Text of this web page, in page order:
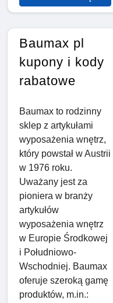
Baumax pl
kupony i kody
rabatowe
Baumax to rodzinny
sklep z artykułami
wyposażenia wnętrz,
który powstał w Austrii
w 1976 roku.
Uważany jest za
pioniera w branży
artykułów
wyposażenia wnętrz
w Europie Środkowej
i Południowo-
Wschodniej. Baumax
oferuje szeroką gamę
produktów, m.in.: